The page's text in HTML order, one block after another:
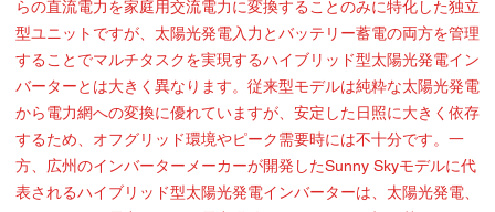
らの直流電力を家庭用交流電力に変換することのみに特化した独立
型ユニットですが、太陽光発電入力とバッテリー蓄電の両方を管理
することでマルチタスクを実現するハイブリッド型太陽光発電イン
バーターとは大きく異なります。従来型モデルは純粋な太陽光発電
から電力網への変換に優れていますが、安定した日照に大きく依存
するため、オフグリッド環境やピーク需要時には不十分です。一
方、広州のインバーターメーカーが開発したSunny Skyモデルに代
表されるハイブリッド型太陽光発電インバーターは、太陽光発電、